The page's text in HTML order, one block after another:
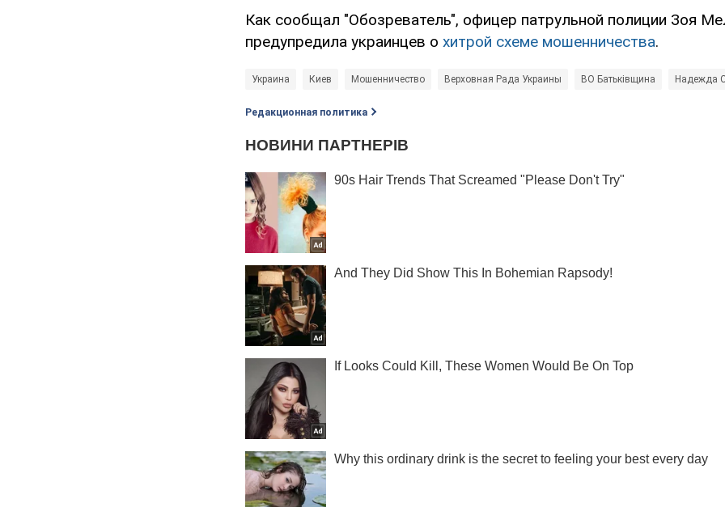
Как сообщал "Обозреватель", офицер патрульной полиции Зоя
предупредила украинцев о хитрой схеме мошенничества.
Украина Киев Мошенничество Верховная Рада Украины ВО Батьківщина Надежда
Редакционная политика